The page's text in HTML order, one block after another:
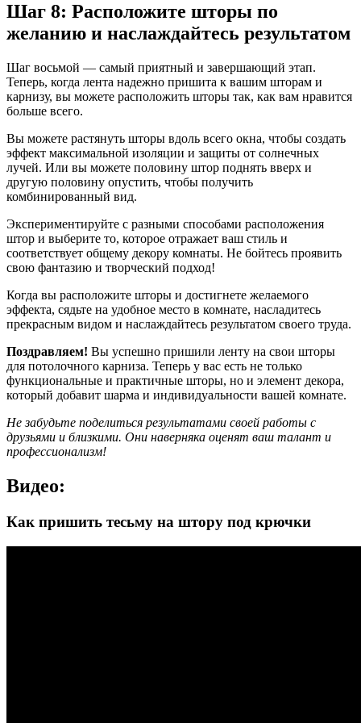
Шаг 8: Расположите шторы по
желанию и наслаждайтесь результатом
Шаг восьмой — самый приятный и завершающий этап.
Теперь, когда лента надежно пришита к вашим шторам и
карнизу, вы можете расположить шторы так, как вам нравится
больше всего.
Вы можете растянуть шторы вдоль всего окна, чтобы создать
эффект максимальной изоляции и защиты от солнечных
лучей. Или вы можете половину штор поднять вверх и
другую половину опустить, чтобы получить
комбинированный вид.
Экспериментируйте с разными способами расположения
штор и выберите то, которое отражает ваш стиль и
соответствует общему декору комнаты. Не бойтесь проявить
свою фантазию и творческий подход!
Когда вы расположите шторы и достигнете желаемого
эффекта, сядьте на удобное место в комнате, насладитесь
прекрасным видом и наслаждайтесь результатом своего труда.
Поздравляем! Вы успешно пришили ленту на свои шторы
для потолочного карниза. Теперь у вас есть не только
функциональные и практичные шторы, но и элемент декора,
который добавит шарма и индивидуальности вашей комнате.
Не забудьте поделиться результатами своей работы с
друзьями и близкими. Они наверняка оценят ваш талант и
профессионализм!
Видео:
Как пришить тесьму на штору под крючки